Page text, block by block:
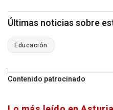
Últimas noticias sobre
Educación
Contenido patrocinado